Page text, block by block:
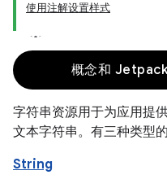
使用注解设置样式
概念和
字符串资源用于为应用提
文本字符串。有三种类型
String